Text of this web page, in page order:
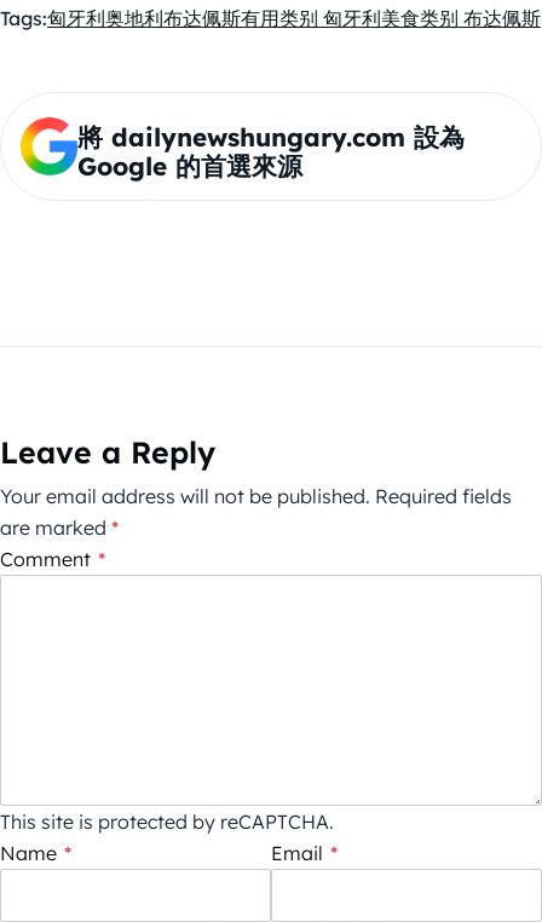
providing a full floor of flexible meeting spaces, and
u003cstrongu003eThe Kitchen Catersu003c/strongu003e
heritage, known for combining Hungarian culinary
centres on human connection and creating lasting guest
experiences.
Tags:匈牙利奥地利布达佩斯有用类别 匈牙利美食类别 布达佩斯
將 dailynewshungary.com 設為
Google 的首選來源
Leave a Reply
Your email address will not be published. Required fields
are marked *
Comment *
This site is protected by reCAPTCHA.
Name * Email *